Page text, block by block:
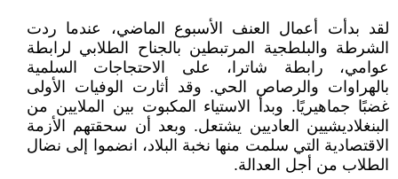
لقد بدأت أعمال العنف الأسبوع الماضي، عندما ردت
الشرطة والبلطجية المرتبطين بالجناح الطلابي لرابطة
عوامي، رابطة شاترا، على الاحتجاجات السلمية
بالهراوات والرصاص الحي. وقد أثارت الوفيات الأولى
غضبًا جماهيريًا. وبدأ الاستياء المكبوت بين الملايين من
البنغلاديشيين العاديين يشتعل. وبعد أن سحقتهم الأزمة
الاقتصادية التي سلمت منها نخبة البلاد، انضموا إلى نضال
الطلاب من أجل العدالة.